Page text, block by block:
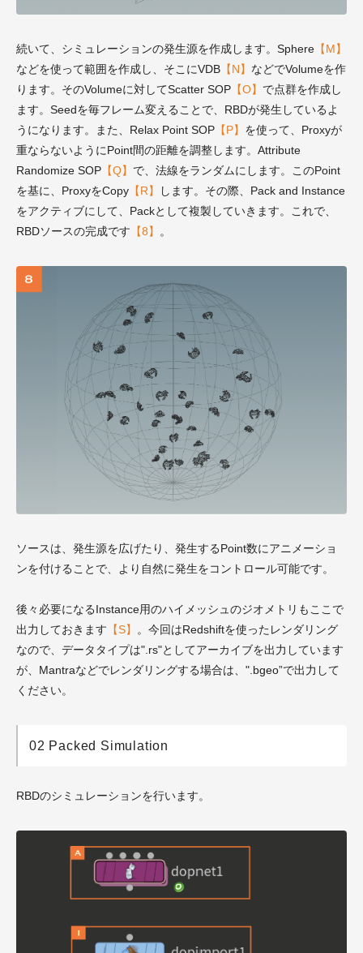
続いて、シミュレーションの発生源を作成します。Sphere 【M】
などを使って範囲を作成し、そこにVDB 【N】 などでVolumeを作
ります。そのVolumeに対してScatter SOP 【O】 で点群を作成し
ます。Seedを毎フレーム変えることで、RBDが発生しているよ
うになります。また、Relax Point SOP 【P】 を使って、Proxyが
重ならないようにPoint間の距離を調整します。Attribute
Randomize SOP 【Q】 で、法線をランダムにします。このPoint
を基に、ProxyをCopy 【R】
します。その際、Pack and Instance
をアクティブにして、Packとして複製していきます。これで、
RBDソースの完成です 【8】 。
ソースは、発生源を広げたり、発生するPoint数にアニメーショ
ンを付けることで、より自然に発生をコントロール可能です。
後々必要になるInstance用のハイメッシュのジオメトリもここで
出力しておきます 【S】
。今回はRedshiftを使ったレンダリング
なので、データタイプは".rs"としてアーカイブを出力しています
が、Mantraなどでレンダリングする場合は、".bgeo”で出力して
ください。
02 Packed Simulation
RBDのシミュレーションを行います。